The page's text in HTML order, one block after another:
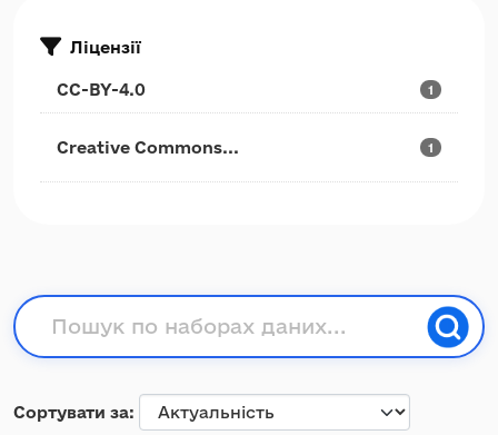
Ліцензії
CC-BY-4.0 1
Creative Commons... 1
Сортувати за